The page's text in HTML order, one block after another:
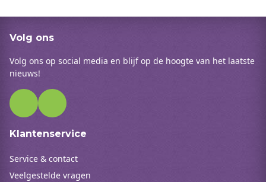
Volg ons
Volg ons op social media en blijf op de hoogte van het laatste
nieuws!
Klantenservice
Service & contact
Veelgestelde vragen